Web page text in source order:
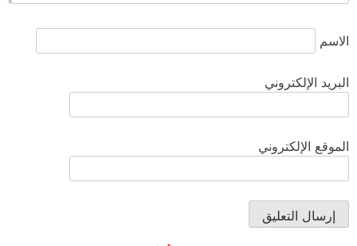
الاسم
البريد الإلكتروني
الموقع الإلكتروني